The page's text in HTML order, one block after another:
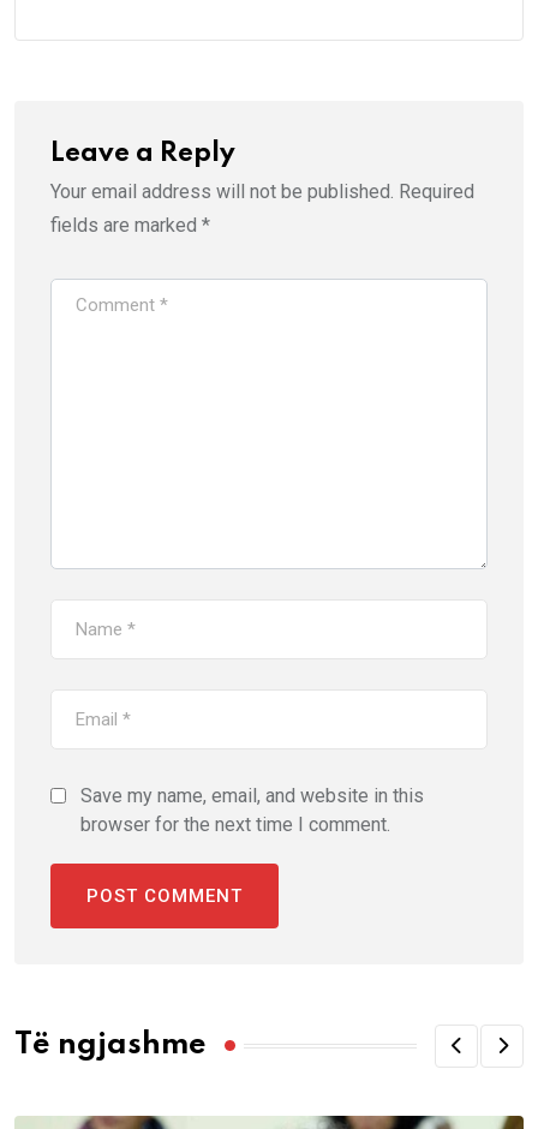
Leave a Reply
Your email address will not be published. Required
fields are marked *
Save my name, email, and website in this
browser for the next time I comment.
Të ngjashme